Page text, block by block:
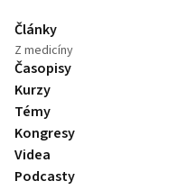
Články
Z medicíny
Časopisy
Kurzy
Témy
Kongresy
Videa
Podcasty